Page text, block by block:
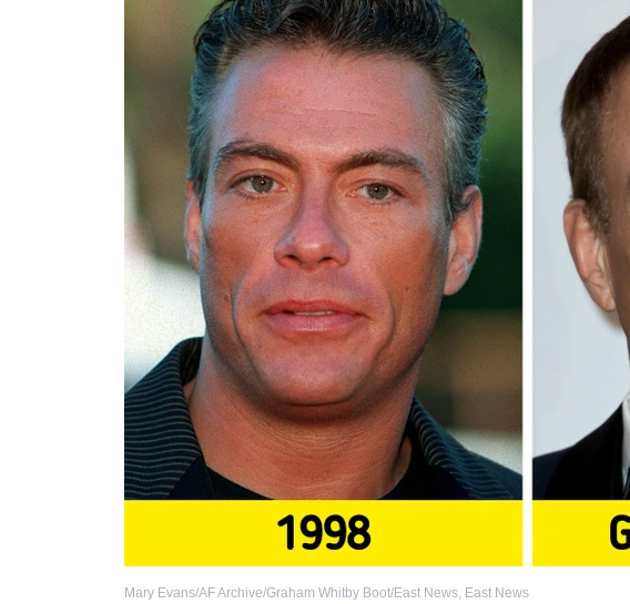
Mary Evans/AF Archive/Graham Whitby Boot/East News, East News